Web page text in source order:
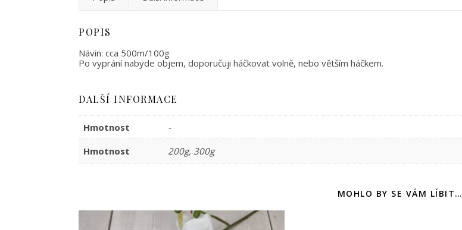
POPIS
Návin: cca 500m/100g
Po vyprání nabyde objem, doporučuji háčkovat volně, nebo větším háčkem.
DALŠÍ INFORMACE
Hmotnost
-
Hmotnost
200g, 300g
MOHLO BY SE VÁM LÍBIT…